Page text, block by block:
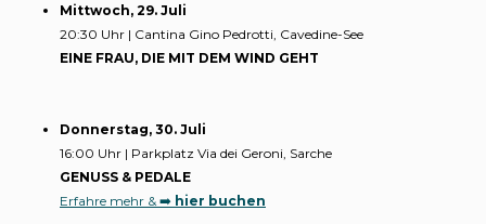
Mittwoch, 29. Juli
20:30 Uhr | Cantina Gino Pedrotti, Cavedine-See
EINE FRAU, DIE MIT DEM WIND GEHT
Donnerstag, 30. Juli
16:00 Uhr | Parkplatz Via dei Geroni, Sarche
GENUSS & PEDALE
Erfahre mehr & ➡️ hier buchen